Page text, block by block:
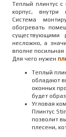
Теплый плинтус с
корпус, внутри
Система
обогревать
существующими
несложно, а
вполне посильная
Для чего нужен
Теплый
обладают
оконных
будет
Угловая
Плинтус
позволит
плесени,